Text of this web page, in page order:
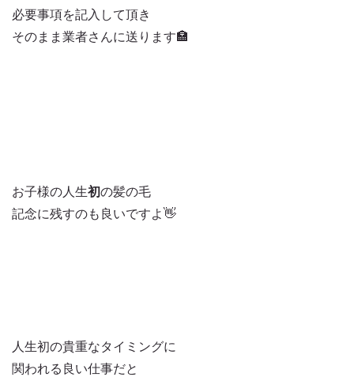
必要事項を記入して頂き
そのまま業者さんに送ります🏣
お子様の人生初の髪の毛
記念に残すのも良いですよ👋
人生初の貴重なタイミングに
関われる良い仕事だと